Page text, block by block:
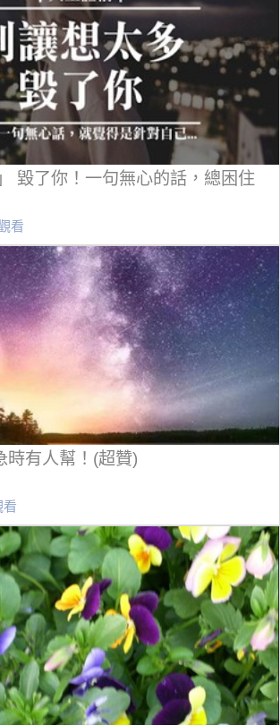
毀了你！一句無心的話，總困住
看
時有人幫！(超贊)
看